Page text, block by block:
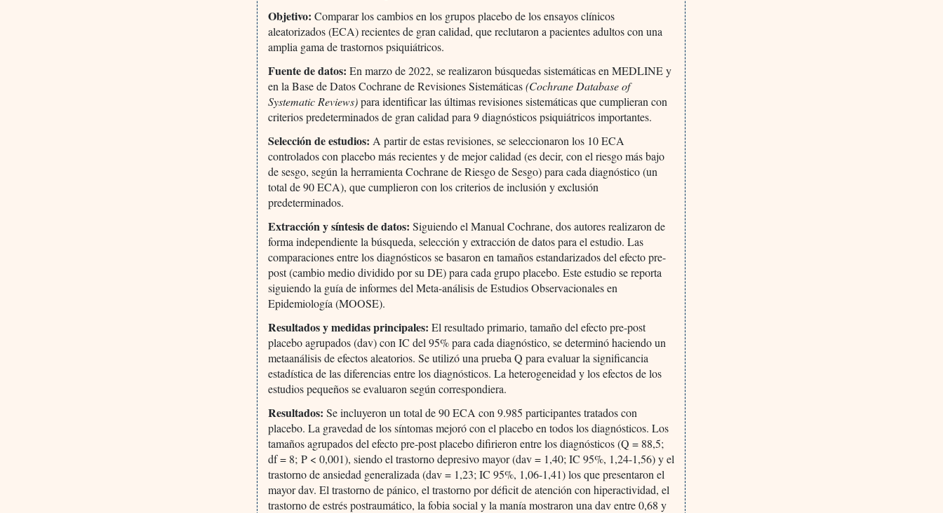
Objetivo: Comparar los cambios en los grupos placebo de los ensayos clínicos
aleatorizados (ECA) recientes de gran calidad, que reclutaron a pacientes adultos con una
amplia gama de trastornos psiquiátricos.
Fuente de datos:En marzo de 2022, se realizaron búsquedas sistemáticas en MEDLINE y
en la Base de Datos Cochrane de Revisiones Sistemáticas(Cochrane Database of
Systematic Reviews)para identificar las últimas revisiones sistemáticas que cumplieran con
criterios predeterminados de gran calidad para 9 diagnósticos psiquiátricos importantes.
Selección de estudios: A partir de estas revisiones, se seleccionaron los 10 ECA
controlados con placebo más recientes y de mejor calidad (es decir, con el riesgo más bajo
de sesgo, según la herramienta Cochrane de Riesgo de Sesgo) para cada diagnóstico (un
total de 90 ECA), que cumplieron con los criterios de inclusión y exclusión
predeterminados.
Extracción y síntesis de datos: Siguiendo el Manual Cochrane, dos autores realizaron de
forma independiente la búsqueda, selección y extracción de datos para el estudio. Las
comparaciones entre los diagnósticos se basaron en tamaños estandarizados del efecto pre-
post (cambio medio dividido por su DE) para cada grupo placebo. Este estudio se reporta
siguiendo la guía de informes del Meta-análisis de Estudios Observacionales en
Epidemiología (MOOSE).
Resultados y medidas principales: El resultado primario, tamaño del efecto pre-post
placebo agrupados (dav) con IC del 95% para cada diagnóstico, se determinó haciendo un
metaanálisis de efectos aleatorios. Se utilizó una prueba Q para evaluar la significancia
estadística de las diferencias entre los diagnósticos. La heterogeneidad y los efectos de los
estudios pequeños se evaluaron según correspondiera.
Resultados: Se incluyeron un total de 90 ECA con 9.985 participantes tratados con
placebo. La gravedad de los síntomas mejoró con el placebo en todos los diagnósticos. Los
tamaños agrupados del efecto pre-post placebo difirieron entre los diagnósticos (Q = 88,5;
df = 8; P < 0,001), siendo el trastorno depresivo mayor (dav = 1,40; IC 95%, 1,24-1,56) y el
trastorno de ansiedad generalizada (dav = 1,23; IC 95%, 1,06-1,41) los que presentaron el
mayor dav. El trastorno de pánico, el trastorno por déficit de atención con hiperactividad, el
trastorno de estrés postraumático, la fobia social y la manía mostraron una dav entre 0,68 y